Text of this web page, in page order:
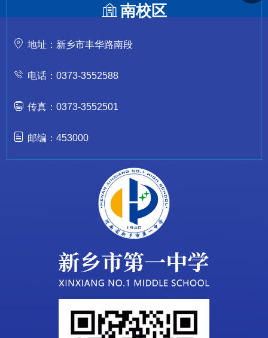
南校区
地址：新乡市丰华路南段
电话：0373-3552588
传真：0373-3552501
邮编：453000